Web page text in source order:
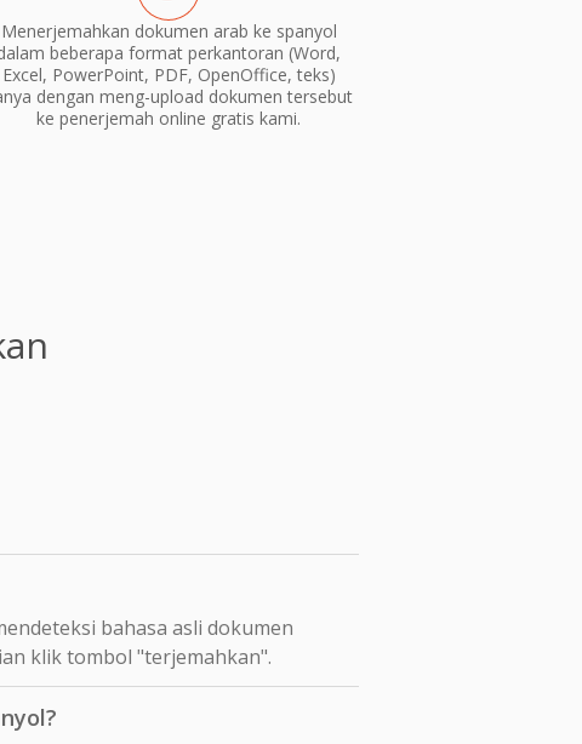
Menerjemahkan dokumen arab ke spanyol
beberapa format perkantoran (Word,
Excel, PowerPoint, PDF, OpenOffice, teks)
dengan meng-upload dokumen tersebut
ke penerjemah online gratis kami.
bahasa asli dokumen
klik tombol "terjemahkan".